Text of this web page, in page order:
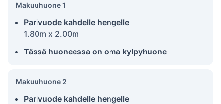
Makuuhuone 1
Parivuode kahdelle hengelle
1.80m x 2.00m
Tässä huoneessa on oma kylpyhuone
Makuuhuone 2
Parivuode kahdelle hengelle